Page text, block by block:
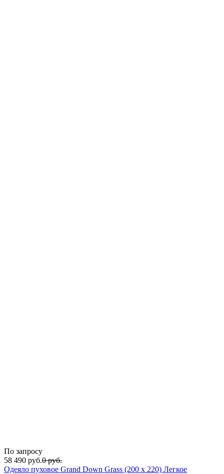
По запросу
58 490 руб.0 руб.
Одеяло пуховое Grand Down Grass (200 х 220) Легкое